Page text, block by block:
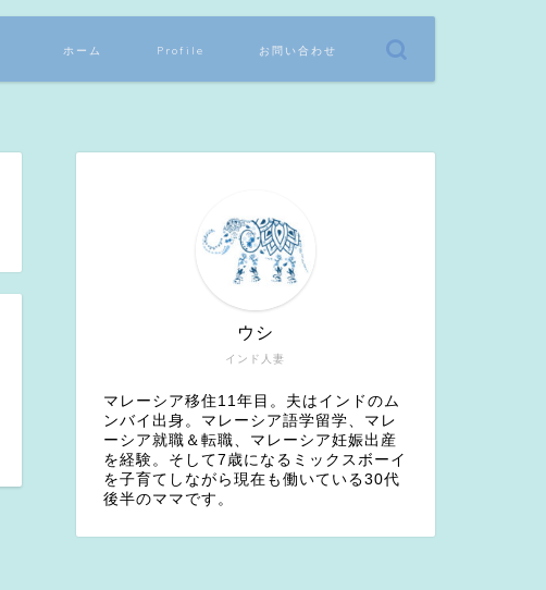
ホーム Profile お問い合わせ
インド人妻
ウシ
マレーシア移住11年目。夫はインドのム
ンバイ出身。マレーシア語学留学、マレ
ーシア就職＆転職、マレーシア妊娠出産
を経験。そして7歳になるミックスボーイ
を子育てしながら現在も働いている30代
後半のママです。